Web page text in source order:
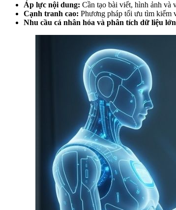
Áp lực nội dung: Cần tạo bài viết, hình ảnh và
Cạnh tranh cao: Phương pháp tối ưu tìm kiếm
Nhu cầu cá nhân hóa và phân tích dữ liệu